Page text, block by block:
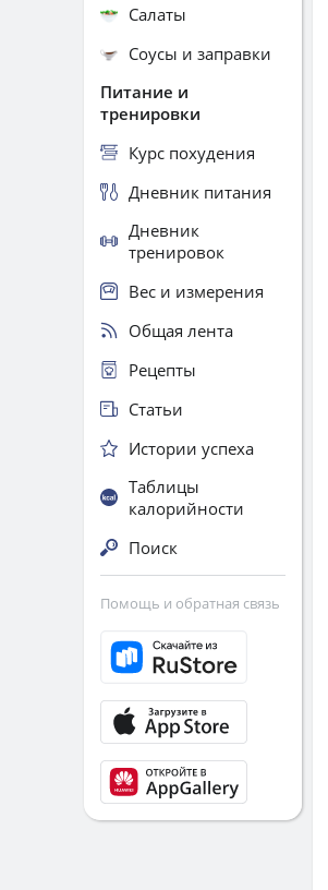
Салаты
Соусы и заправки
Питание и
тренировки
Курс похудения
Дневник питания
Дневник
тренировок
Вес и измерения
Общая лента
Рецепты
Статьи
Истории успеха
Таблицы
калорийности
Поиск
Помощь и обратная связь